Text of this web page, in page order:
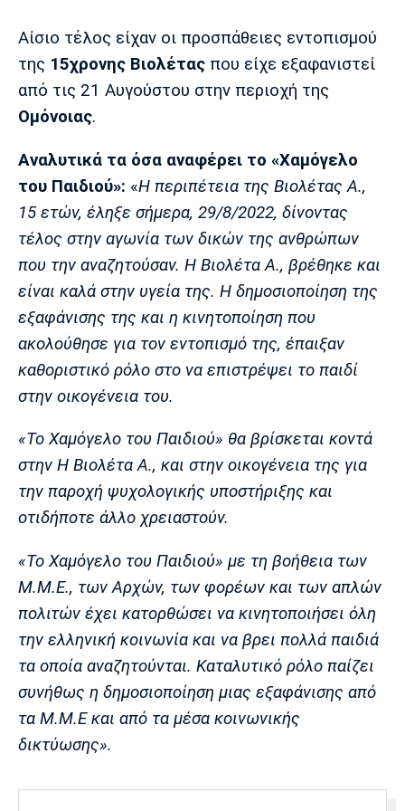
Πολιτισμός
Τραγούδια
Cine Spot
Media
Παρασκήνιο
Πρόγραμμα TV
Ιωνικός Κηφισιά Πανσερραϊκός
Μαδρίτης
Ατλέτικο
Μαδρίτης
Γιουνάιτεντ
Ίντερ Μίλαν
Μπορούσια
Ντόρτμουντ
Παρί Σεν
Ζερμέν
Μαρσέιγ
Τότεναμ
Αίσιο τέλος είχαν οι προσπάθειες εντοπισμού
της 15χρονης Βιολέτας που είχε εξαφανιστεί
από τις 21 Αυγούστου στην περιοχή της
Ομόνοιας.
Αναλυτικά τα όσα αναφέρει το «Χαμόγελο
του Παιδιού»: «Η περιπέτεια της Βιολέτας Α.,
15 ετών, έληξε σήμερα, 29/8/2022, δίνοντας
τέλος στην αγωνία των δικών της ανθρώπων
που την αναζητούσαν. Η Βιολέτα Α., βρέθηκε και
είναι καλά στην υγεία της. Η δημοσιοποίηση της
εξαφάνισης της και η κινητοποίηση που
ακολούθησε για τον εντοπισμό της, έπαιξαν
καθοριστικό ρόλο στο να επιστρέψει το παιδί
στην οικογένεια του.
«To Χαμόγελο του Παιδιού» θα βρίσκεται κοντά
στην Η Βιολέτα Α., και στην οικογένεια της για
την παροχή ψυχολογικής υποστήριξης και
οτιδήποτε άλλο χρειαστούν.
«Το Χαμόγελο του Παιδιού» με τη βοήθεια των
Μ.Μ.Ε., των Αρχών, των φορέων και των απλών
πολιτών έχει κατορθώσει να κινητοποιήσει όλη
την ελληνική κοινωνία και να βρει πολλά παιδιά
τα οποία αναζητούνται. Καταλυτικό ρόλο παίζει
συνήθως η δημοσιοποίηση μιας εξαφάνισης από
τα Μ.Μ.Ε και από τα μέσα κοινωνικής
δικτύωσης».